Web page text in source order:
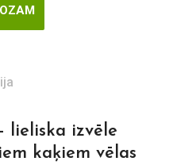
lieliska izvēle
kaķiem vēlas